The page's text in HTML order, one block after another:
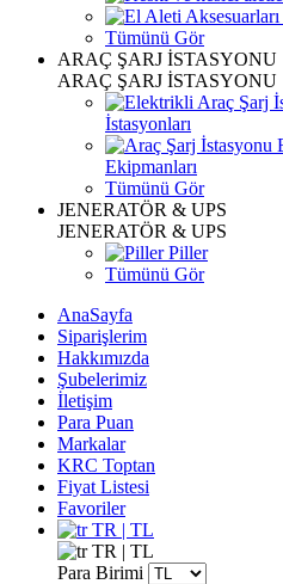
Tümünü Gör
ARAÇ ŞARJ İSTASYONU
ARAÇ ŞARJ İSTASYONU
İstasyonları
Ekipmanları
Tümünü Gör
JENERATÖR & UPS
JENERATÖR & UPS
Piller
Tümünü Gör
AnaSayfa
Siparişlerim
Hakkımızda
Şubelerimiz
İletişim
Para Puan
Markalar
KRC Toptan
Fiyat Listesi
Favoriler
TR | TL
TR | TL
Para Birimi